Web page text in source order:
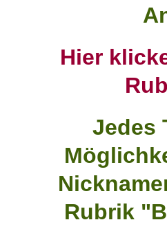
Hier
Jedes
Rubrik